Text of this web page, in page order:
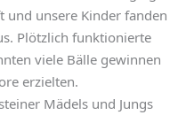
und unsere Kinder fanden
Plötzlich funktionierte
viele Bälle gewinnen
erzielten.
Mädels und Jungs